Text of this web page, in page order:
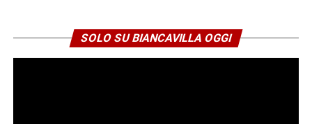
SOLO SU BIANCAVILLA OGGI